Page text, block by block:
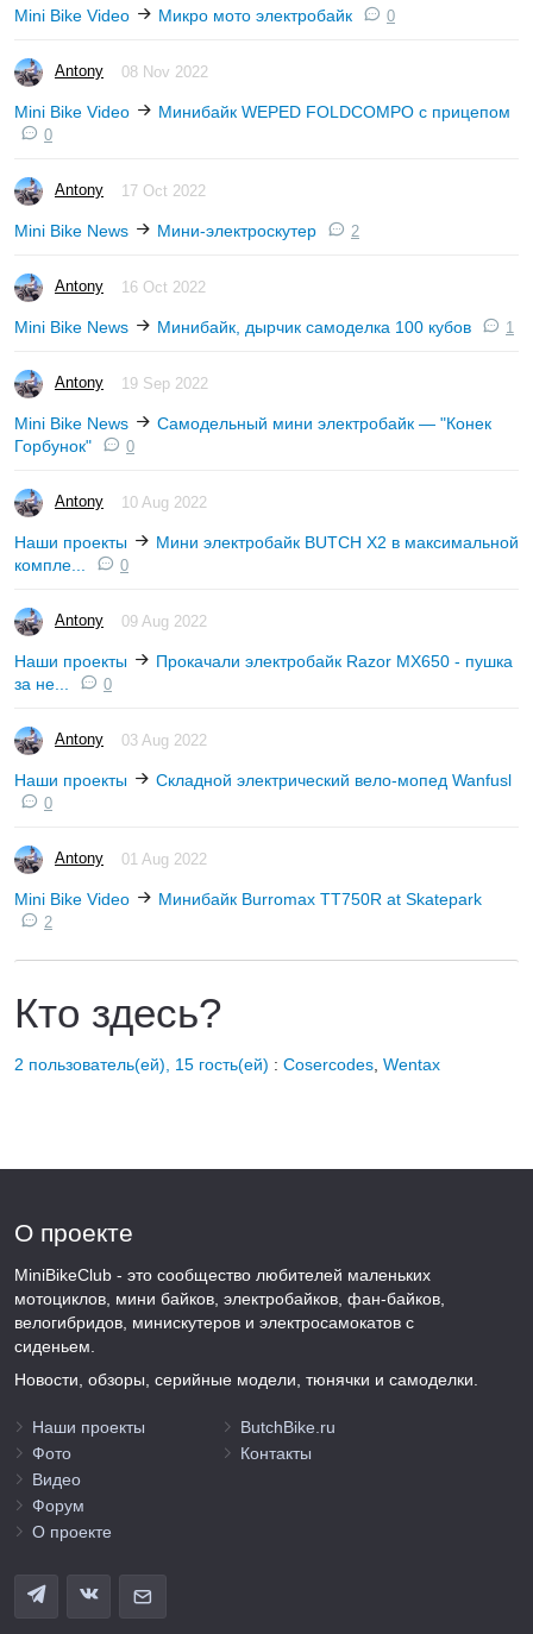
Mini Bike Video Микро мото электробайк 0
Antony 08 Nov 2022
Mini Bike Video Минибайк WEPED FOLDCOMPO с прицепом
0
Antony 17 Oct 2022
Mini Bike News Мини-электроскутер 2
Antony 16 Oct 2022
Mini Bike News Минибайк, дырчик самоделка 100 кубов 1
Antony 19 Sep 2022
Mini Bike News
Самодельный мини электробайк — "Конек
Горбунок"
0
Antony 10 Aug 2022
Наши проекты
Мини электробайк BUTCH X2 в максимальной
компле...
0
Antony 09 Aug 2022
Наши проекты
Прокачали электробайк Razor MX650 - пушка
за не...
0
Antony 03 Aug 2022
Наши проекты Складной электрический вело-мопед Wanfusl
0
Antony 01 Aug 2022
Mini Bike Video Минибайк Burromax TT750R at Skatepark
2
Кто здесь?
2 пользователь(ей), 15 гость(ей) : Cosercodes Wentax
О проекте
MiniBikeClub - это сообщество любителей маленьких
мотоциклов, мини байков, электробайков, фан-байков,
велогибридов, минискутеров и электросамокатов с
сиденьем.
Новости, обзоры, серийные модели, тюнячки и самоделки.
Наши проекты
Фото
Видео
Форум
О проекте
ButchBike.ru
Контакты